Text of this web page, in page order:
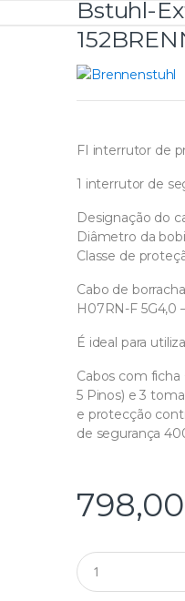
Bstuhl-
FI interrutor de
1 interrutor de
Designação do
Diâmetro da
Classe de
Cabo de
H07RN-F 5G4,0
É ideal para
Cabos com ficha
5 Pinos) e 3
e protecção
de segurança
798,00
Q
u